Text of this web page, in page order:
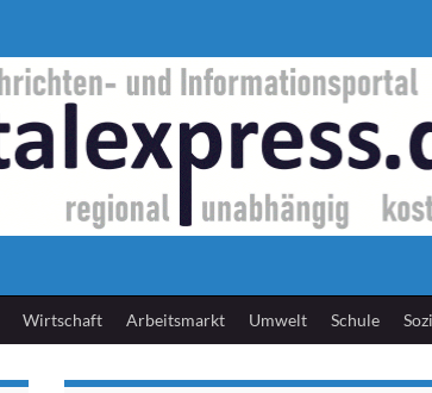
Wirtschaft Arbeitsmarkt Umwelt Schule